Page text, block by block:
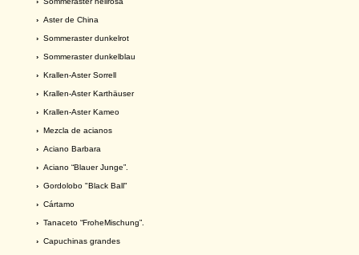
› Aster de China
› Sommeraster dunkelrot
› Sommeraster dunkelblau
› Krallen-Aster Sorrell
› Krallen-Aster Karthäuser
› Krallen-Aster Kameo
› Mezcla de acianos
› Aciano Barbara
› Aciano “Blauer Junge”.
› Gordolobo "Black Ball"
› Cártamo
› Tanaceto “FroheMischung”.
› Capuchinas grandes